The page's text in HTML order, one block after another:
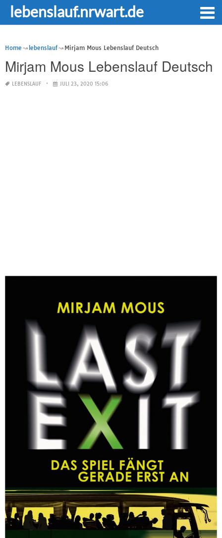
lebenslauf.nrwart.de
Home lebenslauf Mirjam Mous Lebenslauf Deutsch
Mirjam Mous Lebenslauf Deutsch
LEBENSLAUF JULI 23, 2020 15:06